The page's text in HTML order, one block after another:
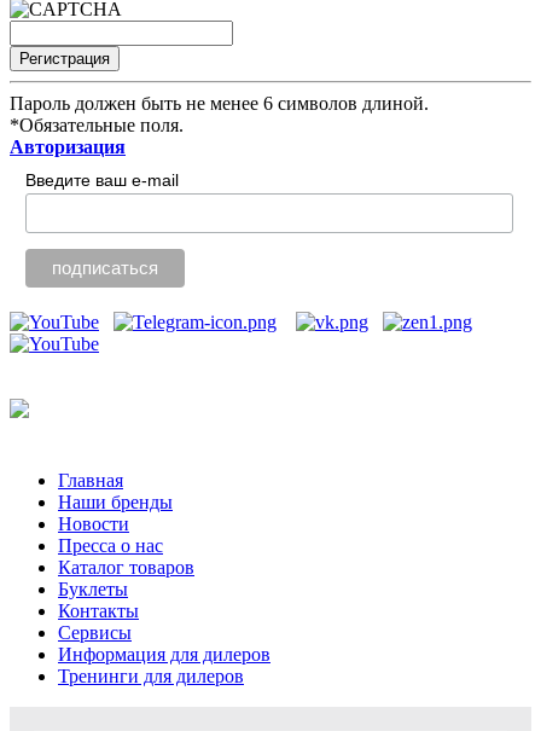
Пароль должен быть не менее 6 символов длиной.
*Обязательные поля.
Авторизация
Введите ваш e-mail
Главная
Наши бренды
Новости
Пресса о нас
Каталог товаров
Буклеты
Контакты
Сервисы
Информация для дилеров
Тренинги для дилеров